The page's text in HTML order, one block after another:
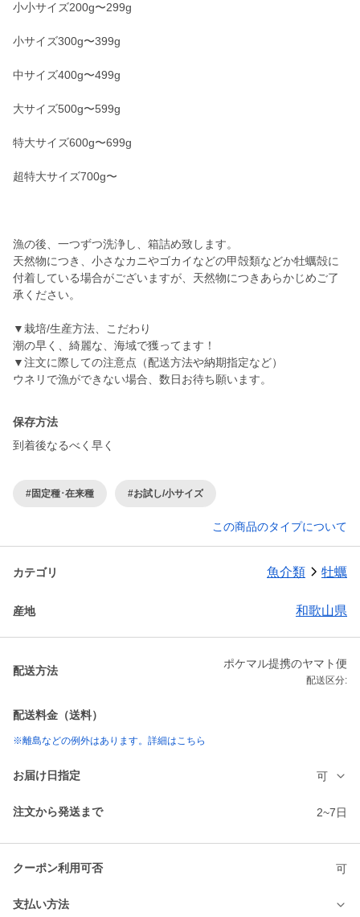
小小サイズ200g〜299g
小サイズ300g〜399g
中サイズ400g〜499g
大サイズ500g〜599g
特大サイズ600g〜699g
超特大サイズ700g〜
漁の後、一つずつ洗浄し、箱詰め致します。
天然物につき、小さなカニやゴカイなどの甲殻類などか牡蠣殻に
付着している場合がございますが、天然物につきあらかじめご了
承ください。
▼栽培/生産方法、こだわり
潮の早く、綺麗な、海域で獲ってます！
▼注文に際しての注意点（配送方法や納期指定など）
保存方法
到着後なるべく早く
#固定種･在来種 #お試し/小サイズ
この商品のタイプについて
カテゴリ 魚介類 牡蠣
産地 和歌山県
配送方法
ポケマル提携のヤマト便
配送区分:
配送料金（送料）
※離島などの例外はあります。詳細はこちら
お届け日指定 可
注文から発送まで 2~7日
クーポン利用可否 可
支払い方法